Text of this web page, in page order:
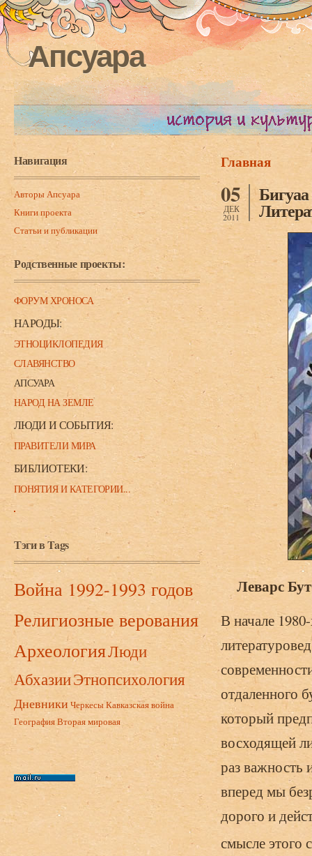
Апсуара
Навигация
Авторы Апсуара
Книги проекта
Статьи и публикации
Родственные проекты:
ФОРУМ ХРОНОСА
НАРОДЫ:
ЭТНОЦИКЛОПЕДИЯ
СЛАВЯНСТВО
АПСУАРА
НАРОД НА ЗЕМЛЕ
ЛЮДИ И СОБЫТИЯ:
ПРАВИТЕЛИ МИРА
БИБЛИОТЕКИ:
ПОНЯТИЯ И КАТЕГОРИИ...
Тэги в Tags
Война 1992-1993 годов
Религиозные верования
АрхеологияЛюди
АбхазииЭтнопсихология
Дневники ЧеркесыКавказская война
ГеографияВторая мировая
Вы здесь
Главная
05
ДЕК
2011
Леварс
В начале
отдаленного
который
восходящей
раз важность
вперед мы
дорого и
смысле этого